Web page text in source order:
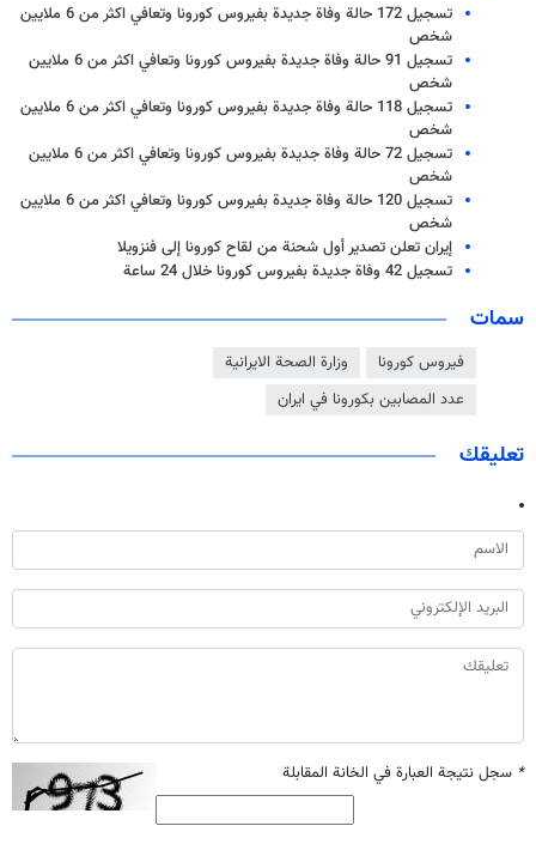
تسجيل 172 حالة وفاة جديدة بفيروس كورونا وتعافي اكثر من 6 ملايين
شخص
تسجيل 91 حالة وفاة جديدة بفيروس كورونا وتعافي اكثر من 6 ملايين
شخص
تسجيل 118 حالة وفاة جديدة بفيروس كورونا وتعافي اكثر من 6 ملايين
شخص
تسجيل 72 حالة وفاة جديدة بفيروس كورونا وتعافي اكثر من 6 ملايين
شخص
تسجيل 120 حالة وفاة جديدة بفيروس كورونا وتعافي اكثر من 6 ملايين
شخص
إيران تعلن تصدير أول شحنة من لقاح كورونا إلى فنزويلا
تسجيل 42 وفاة جديدة بفيروس كورونا خلال 24 ساعة
سمات
فيروس كورونا
وزارة الصحة الايرانية
عدد المصابين بكورونا في ايران
تعليقك
* سجل نتيجة العبارة في الخانة المقابلة